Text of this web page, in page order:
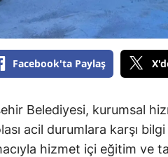
Facebook'ta Paylaş
Belediyesi, kurumsal
acil durumlara karşı
hizmet içi eğitim ve